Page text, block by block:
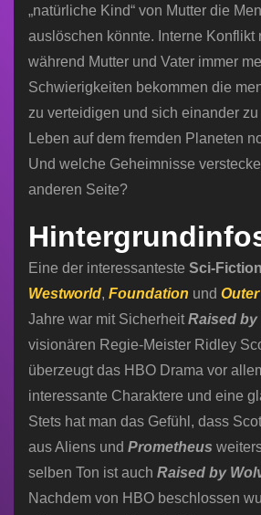
„natürliche Kind“ von Mutter die
auslöschen könnte. Interne Konflikt
während Mutter und Vater immer
Schwierigkeiten bekommen die
zu verteidigen und sich einander
Leben auf dem fremden Planeten
Und welche Geheimnisse
anderen Seite?
Eine der interessanteste Sci-Fiction
Westworld, Foundation und
Jahre war mit Sicherheit Raised by
visionären Regie-Meister Ridley
überzeugt das HBO Drama vor
interessante Charaktere und eine
Stets hat man das Gefühl, dass
aus Aliens und Prometheus
selben Ton ist auch Raised by
Nachdem von HBO beschlossen